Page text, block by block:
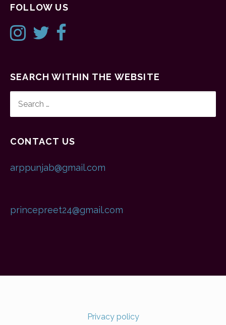
FOLLOW US
SEARCH WITHIN THE WEBSITE
FOR:
CONTACT US
arppunjab@gmail.com
princepreet24@gmail.com
Privacy policy